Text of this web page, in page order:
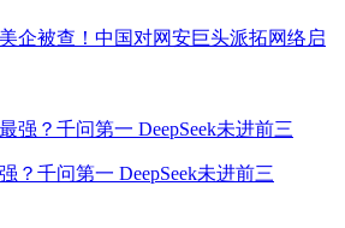
企被查！中国对网安巨头派拓网络启
？千问第一 DeepSeek未进前三